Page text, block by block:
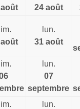
24 août
lun.
31 août
lun.
07
septembre
lun.